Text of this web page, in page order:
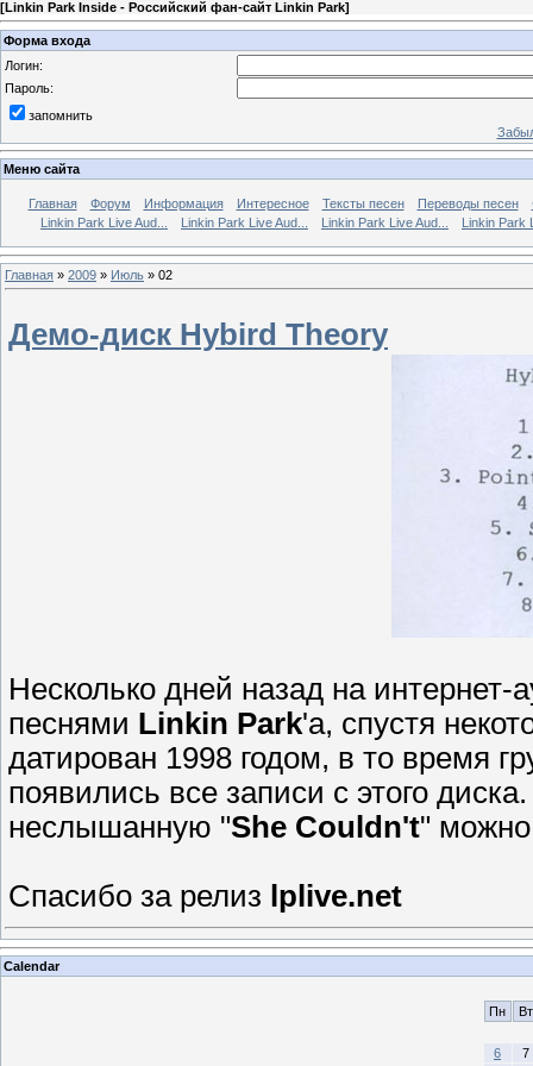
[Linkin Park Inside - Российский фан-сайт Linkin Park]
Форма входа
Логин:
Пароль:
запомнить
Меню сайта
Главная Форум Информация Интересное Тексты песен Переводы песен
Linkin Park Live Aud...
Linkin Park Live Aud... Linkin Park Live Aud... Linkin Park
Главная » 2009 » Июль » 02
Демо-диск Hybird Theory
Несколько дней назад на интернет-
песнями Linkin Park'a, спустя
датирован 1998 годом, в то время
появились все записи с этого
неслышанную "She Couldn't"
Спасибо за релиз lplive.net
Calendar
Пн Вт
6
7